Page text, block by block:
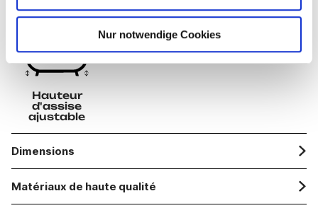
Nur notwendige Cookies
Hauteur
d'assise
ajustable
Dimensions
Matériaux de haute qualité